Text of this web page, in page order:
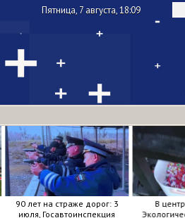
Пятница, 7 августа, 18:09
90 лет на страже дорог: 3
июля, Госавтоинспекция
В